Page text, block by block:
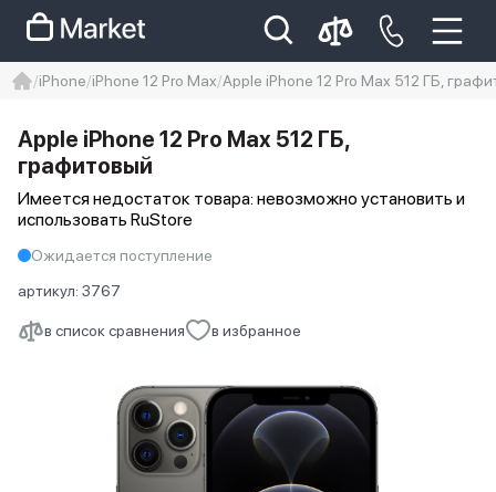
Iphone 14 pro max
айфон 14
iPhone iPhone 12 Pro Max Apple iPhone 12 Pro Max 512 ГБ,
в список сравнения в избранное
Apple iPhone 12 Pro Max 512 ГБ,
графитовый
Имеется недостаток товара: невозможно установить и
использовать RuStore
Ожидается поступление
артикул: 3767